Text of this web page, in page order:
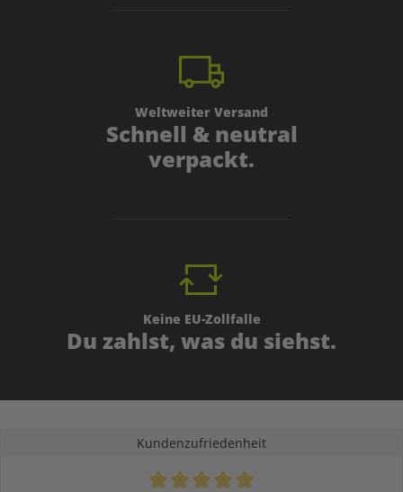
Weltweiter Versand
Schnell & neutral
verpackt.
Keine EU-Zollfalle
Du zahlst, was du siehst.
Kundenzufriedenheit